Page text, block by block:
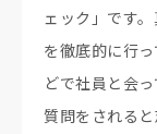
ェック」です
を徹底的に行
どで社員と会
質問をされる